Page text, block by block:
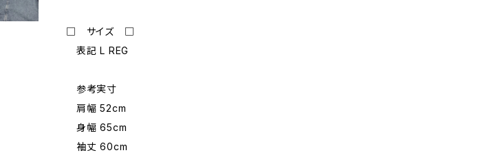
□ サイズ □
表記 L REG
参考実寸
肩幅 52cm
身幅 65cm
袖丈 60cm